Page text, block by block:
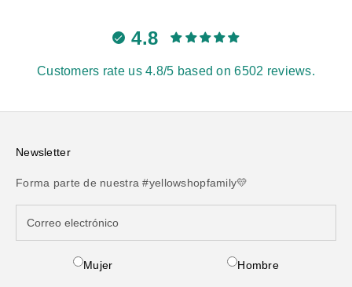
4.8
Customers rate us 4.8/5 based on 6502 reviews.
Newsletter
Forma parte de nuestra #yellowshopfamily💛
Mujer Hombre